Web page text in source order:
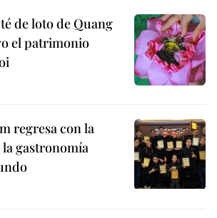
de loto de Quang
el patrimonio
regresa con la
gastronomía